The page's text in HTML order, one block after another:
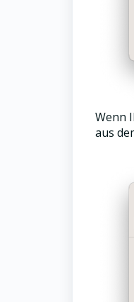
Wenn
aus